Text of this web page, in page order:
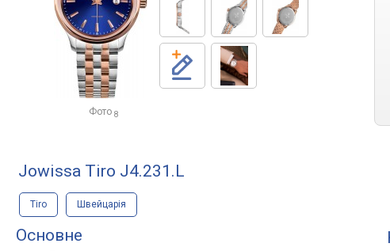
Фото 8
Jowissa Tiro J4.231.L
Tiro Швейцарія
Основне